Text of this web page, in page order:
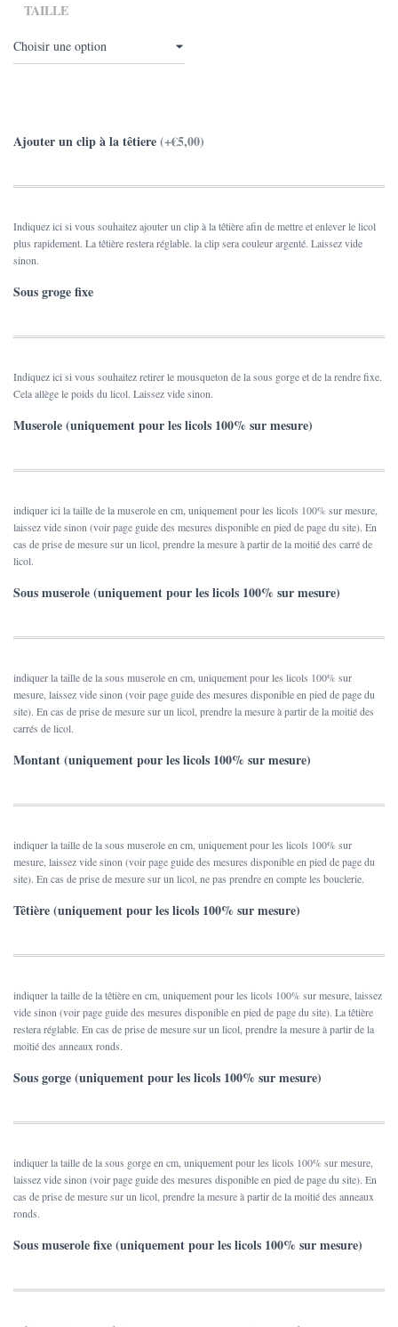
TAILLE
Ajouter un clip à la têtiere(+€5,00)
Indiquez ici si vous souhaitez ajouter un clip à la têtière afin de mettre et enlever le licol
plus rapidement. La têtière restera réglable. la clip sera couleur argenté. Laissez vide
sinon.
Sous groge fixe
Indiquez ici si vous souhaitez retirer le mousqueton de la sous gorge et de la rendre fixe.
Cela allège le poids du licol. Laissez vide sinon.
Muserole (uniquement pour les licols 100% sur mesure)
indiquer ici la taille de la muserole en cm, uniquement pour les licols 100% sur mesure,
laissez vide sinon (voir page guide des mesures disponible en pied de page du site). En
cas de prise de mesure sur un licol, prendre la mesure à partir de la moitié des carré de
licol.
Sous muserole (uniquement pour les licols 100% sur mesure)
indiquer la taille de la sous muserole en cm, uniquement pour les licols 100% sur
mesure, laissez vide sinon (voir page guide des mesures disponible en pied de page du
site). En cas de prise de mesure sur un licol, prendre la mesure à partir de la moitié des
carrés de licol.
Montant (uniquement pour les licols 100% sur mesure)
indiquer la taille de la sous muserole en cm, uniquement pour les licols 100% sur
mesure, laissez vide sinon (voir page guide des mesures disponible en pied de page du
site). En cas de prise de mesure sur un licol, ne pas prendre en compte les bouclerie.
Têtière (uniquement pour les licols 100% sur mesure)
indiquer la taille de la têtière en cm, uniquement pour les licols 100% sur mesure, laissez
vide sinon (voir page guide des mesures disponible en pied de page du site). La têtière
restera réglable. En cas de prise de mesure sur un licol, prendre la mesure à partir de la
moitié des anneaux ronds.
Sous gorge (uniquement pour les licols 100% sur mesure)
indiquer la taille de la sous gorge en cm, uniquement pour les licols 100% sur mesure,
laissez vide sinon (voir page guide des mesures disponible en pied de page du site). En
cas de prise de mesure sur un licol, prendre la mesure à partir de la moitié des anneaux
ronds.
Sous muserole fixe (uniquement pour les licols 100% sur mesure)